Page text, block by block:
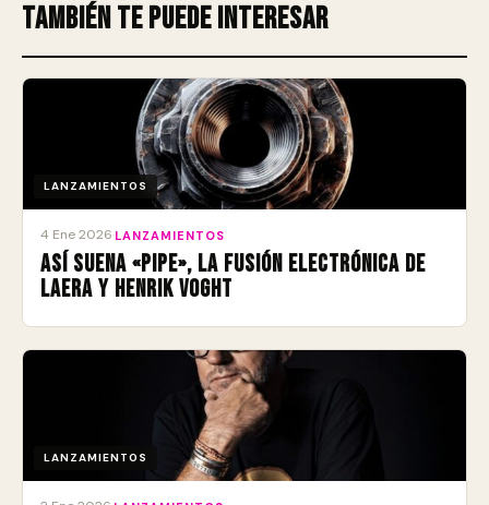
También te puede interesar
LANZAMIENTOS
4 Ene 2026 LANZAMIENTOS
Así suena «Pipe», la fusión electrónica de
Laera y Henrik Voght
LANZAMIENTOS